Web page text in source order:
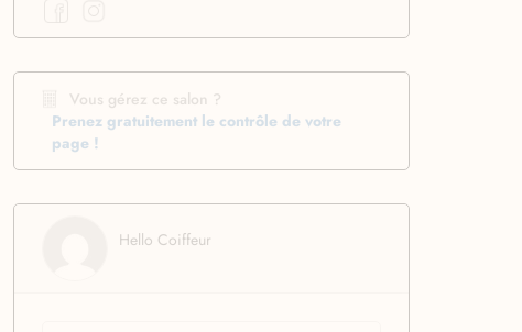
Brosse lissante
Vous gérez ce salon ?
Prenez gratuitement le contrôle de votre
page !
Hello Coiffeur